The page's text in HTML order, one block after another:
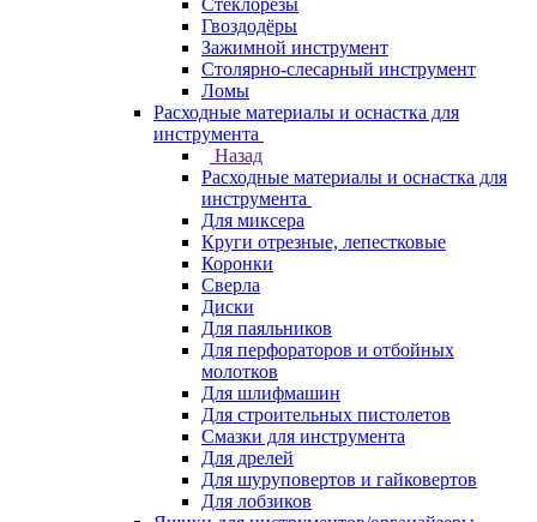
Стеклорезы
Гвоздодёры
Зажимной инструмент
Столярно-слесарный инструмент
Ломы
Расходные материалы и оснастка для
инструмента
Назад
Расходные материалы и оснастка для
инструмента
Для миксера
Круги отрезные, лепестковые
Коронки
Сверла
Диски
Для паяльников
Для перфораторов и отбойных
молотков
Для шлифмашин
Для строительных пистолетов
Смазки для инструмента
Для дрелей
Для шуруповертов и гайковертов
Для лобзиков